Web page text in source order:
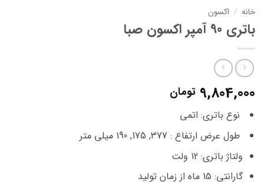
خانه / اکسون
باتری 90 آمپر اکسون صبا
9,804,000 تومان
نوع باتری: اتمی
طول عرض ارتفاع : 377, 175, 190 میلی متر
ولتاژ باتری: 12 ولت
گارانتی: 15 ماه از زمان تولید